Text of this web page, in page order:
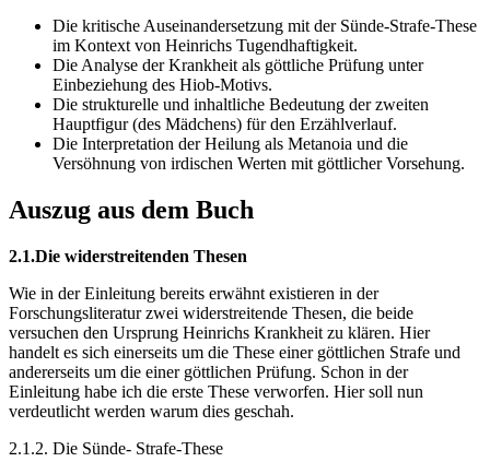
Die kritische Auseinandersetzung mit der Sünde-Strafe-These
im Kontext von Heinrichs Tugendhaftigkeit.
Die Analyse der Krankheit als göttliche Prüfung unter
Einbeziehung des Hiob-Motivs.
Die strukturelle und inhaltliche Bedeutung der zweiten
Hauptfigur (des Mädchens) für den Erzählverlauf.
Die Interpretation der Heilung als Metanoia und die
Versöhnung von irdischen Werten mit göttlicher Vorsehung.
Auszug aus dem Buch
2.1.Die widerstreitenden Thesen
Wie in der Einleitung bereits erwähnt existieren in der
Forschungsliteratur zwei widerstreitende Thesen, die beide
versuchen den Ursprung Heinrichs Krankheit zu klären. Hier
handelt es sich einerseits um die These einer göttlichen Strafe und
andererseits um die einer göttlichen Prüfung. Schon in der
Einleitung habe ich die erste These verworfen. Hier soll nun
verdeutlicht werden warum dies geschah.
2.1.2. Die Sünde- Strafe-These